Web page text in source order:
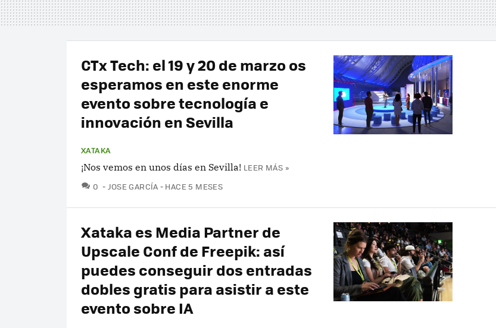
CTx Tech: el 19 y 20 de marzo os
esperamos en este enorme
evento sobre tecnología e
innovación en Sevilla
XATAKA
¡Nos vemos en unos días en Sevilla! LEER MÁS »
0 COMENTARIOS
JOSE GARCÍA HACE 5 MESES
Xataka es Media Partner de
Upscale Conf de Freepik: así
puedes conseguir dos entradas
dobles gratis para asistir a este
evento sobre IA